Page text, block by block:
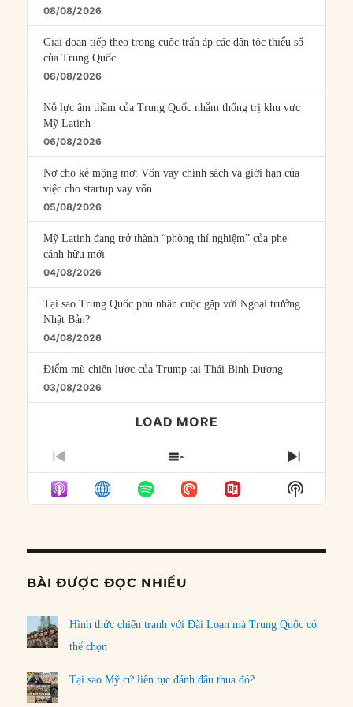
08/08/2026
Giai đoạn tiếp theo trong cuộc trấn áp các dân tộc thiểu số
của Trung Quốc
06/08/2026
Nỗ lực âm thầm của Trung Quốc nhằm thống trị khu vực
Mỹ Latinh
06/08/2026
Nợ cho kẻ mộng mơ: Vốn vay chính sách và giới hạn của
việc cho startup vay vốn
05/08/2026
Mỹ Latinh đang trở thành “phòng thí nghiệm” của phe
cánh hữu mới
04/08/2026
Tại sao Trung Quốc phủ nhận cuộc gặp với Ngoại trưởng
Nhật Bản?
04/08/2026
Điểm mù chiến lược của Trump tại Thái Bình Dương
03/08/2026
LOAD MORE
PREVIOUS
EPISODE
SHOW
EPISODES
LIST
NEXT
Show
Podcast
BÀI ĐƯỢC ĐỌC NHIỀU
Hình thức chiến tranh với Đài Loan mà Trung Quốc có
thể chọn
Tại sao Mỹ cứ liên tục đánh đâu thua đó?